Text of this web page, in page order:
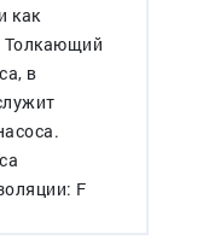
как
Толкающий
в
F